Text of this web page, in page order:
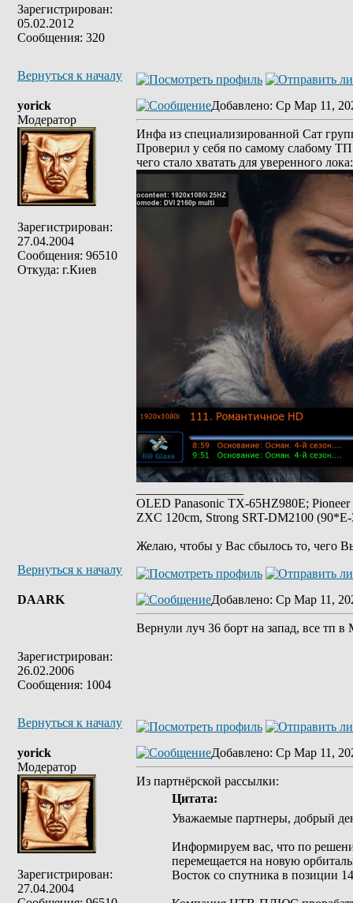
Зарегистрирован:
05.02.2012
Сообщения: 320
Вернуться к началу
yorick
Модератор
Зарегистрирован:
27.04.2004
Сообщения: 96510
Откуда: г.Киев
Добавлено: Ср Мар 11,
Инфа из специализированной Сат
Проверил у себя по самому слабому
чего стало хватать для уверенного лока:
OLED Panasonic TX-65HZ980E;
ZXC 120cm, Strong SRT-DM2100
Желаю, чтобы у Вас сбылось то, чего
Вернуться к началу
DAARK
Зарегистрирован:
26.02.2006
Сообщения: 1004
Добавлено: Ср Мар 11,
Вернули луч 36 борт на запад, все тп
Вернуться к началу
yorick
Модератор
Зарегистрирован:
27.04.2004
Добавлено: Ср Мар 11,
Из партнёрской рассылки:
Цитата:
Уважаемые партнеры, добрый
Информируем вас, что по
перемещается на новую
Восток со спутника в позиции